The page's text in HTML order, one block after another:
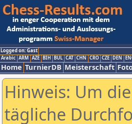
Logged on: Gast
Arabic ARM AZE BIH BUL CAT CHN CRO CZE DEN
Home TurnierDB Meisterschaft
Hinweis: Um
tägliche